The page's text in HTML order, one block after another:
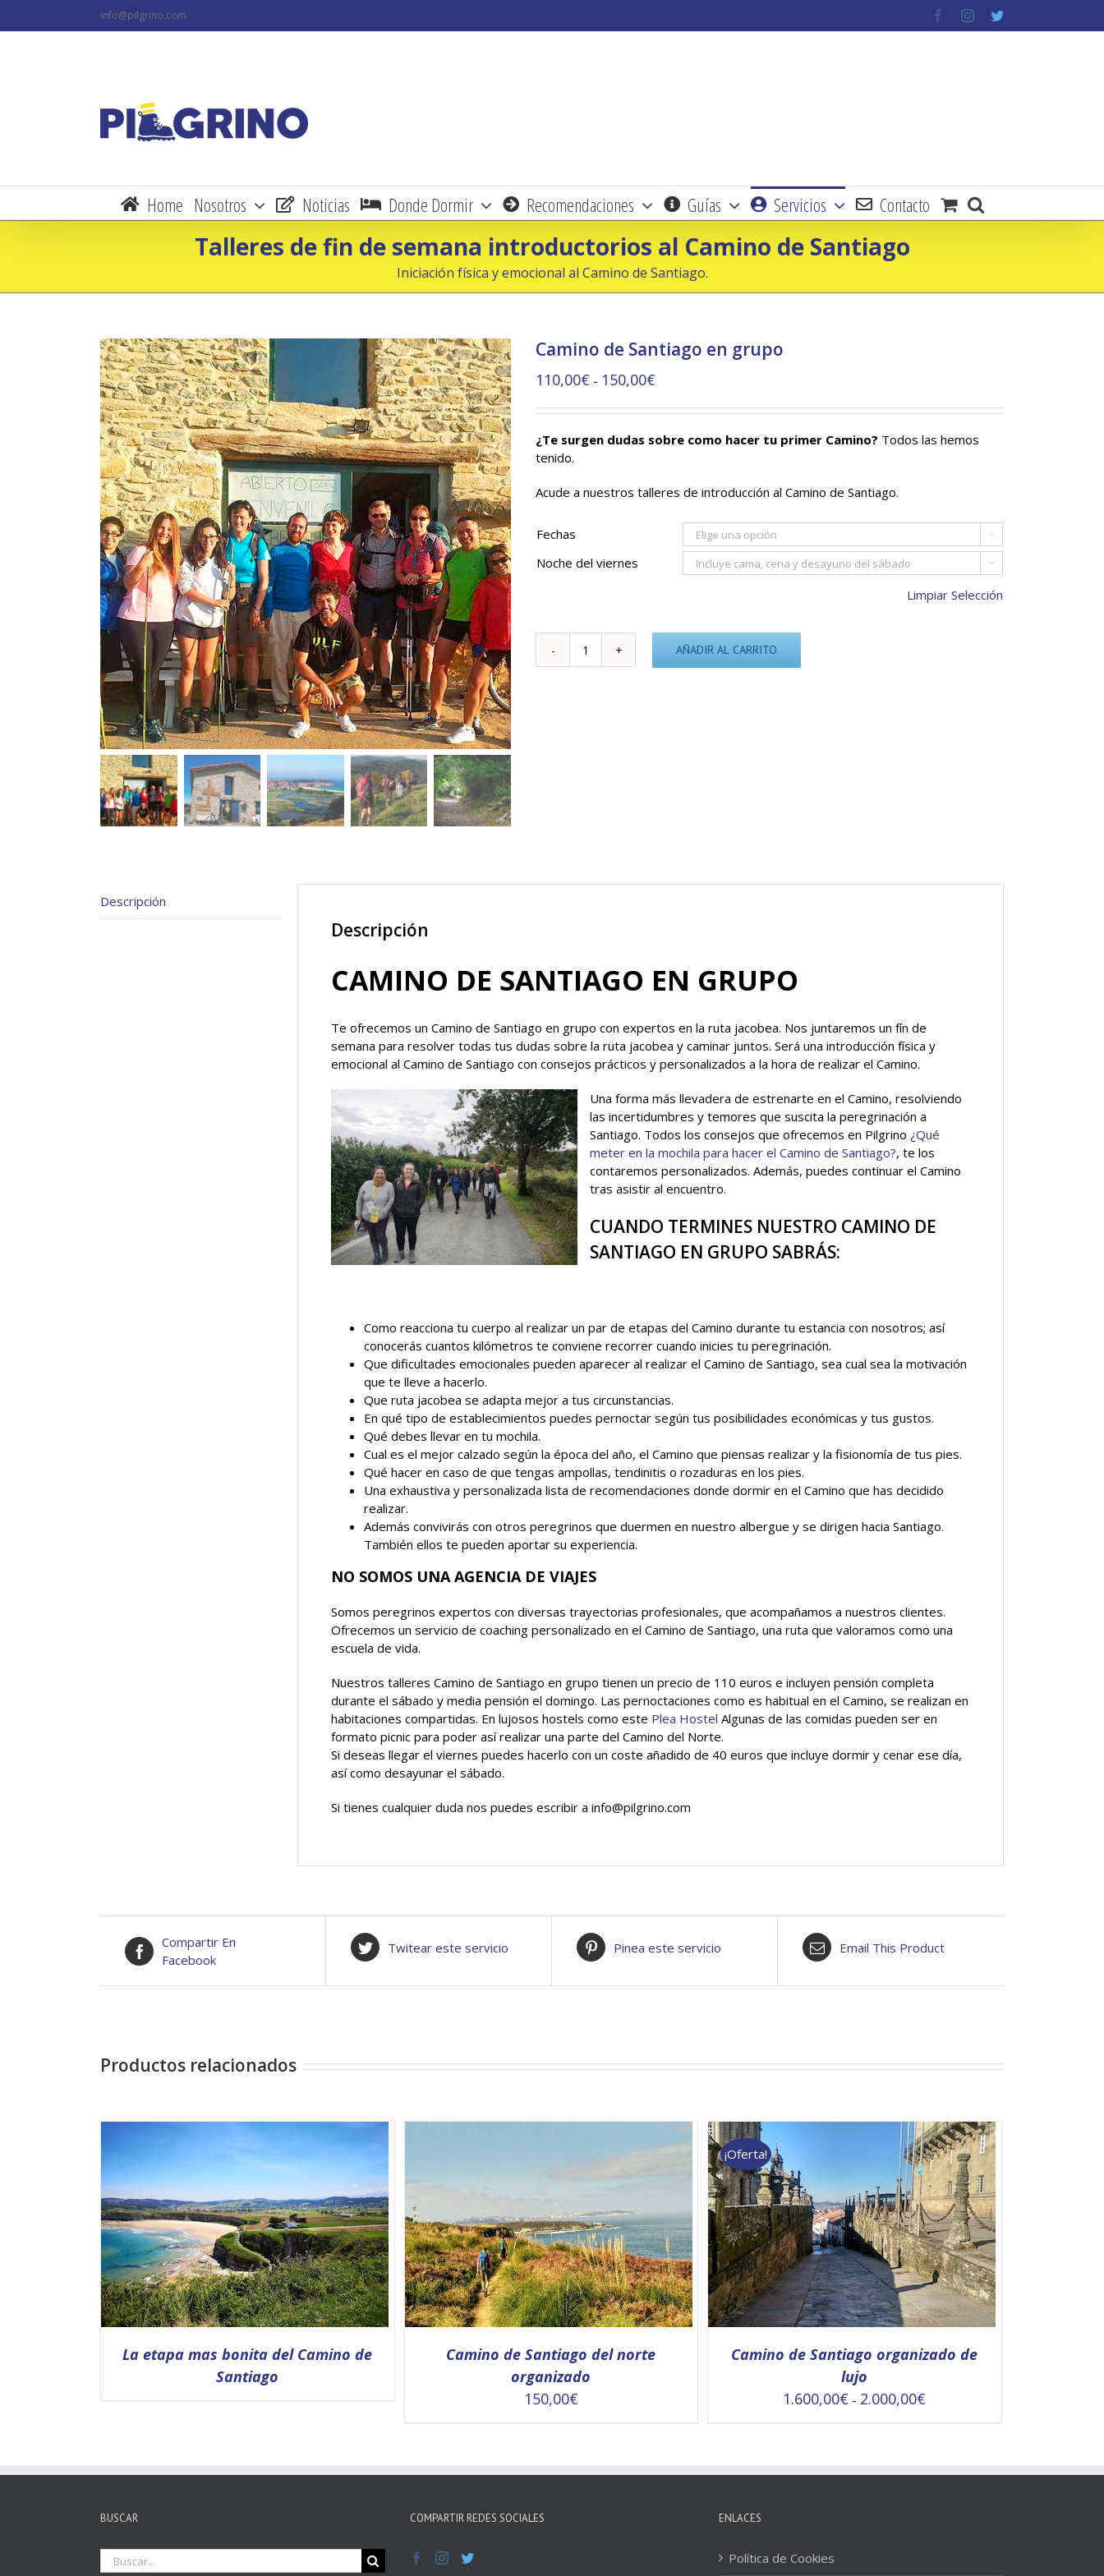
info@pilgrino.com facebookinstagramtwitter
Home Nosotros Noticias Donde Dormir Recomendaciones Guías Servicios Contacto
Talleres de fin de semana introductorios al Camino de Santiago
Iniciación física y emocional al Camino de Santiago.
Camino de Santiago en grupo
110,00€ - 150,00€
precios:
desde
110,00€
150,00€
¿Te surgen dudas sobre como hacer tu primer Camino? Todos las hemos
tenido.
Acude a nuestros talleres de introducción al Camino de Santiago.
Fechas 
Noche del viernes 
Limpiar Selección
Camino
AÑADIR AL CARRITO
Descripción
Descripción
CAMINO DE SANTIAGO EN GRUPO
Te ofrecemos un Camino de Santiago en grupo con expertos en la ruta jacobea. Nos juntaremos un fín de
semana para resolver todas tus dudas sobre la ruta jacobea y caminar juntos. Será una introducción física y
emocional al Camino de Santiago con consejos prácticos y personalizados a la hora de realizar el Camino.
Una forma más llevadera de estrenarte en el Camino, resolviendo
las incertidumbres y temores que suscita la peregrinación a
Santiago. Todos los consejos que ofrecemos en Pilgrino ¿Qué
meter en la mochila para hacer el Camino de Santiago?, te los
contaremos personalizados. Además, puedes continuar el Camino
tras asistir al encuentro.
CUANDO TERMINES NUESTRO CAMINO DE
SANTIAGO EN GRUPO SABRÁS:
Como reacciona tu cuerpo al realizar un par de etapas del Camino durante tu estancia con nosotros; así
conocerás cuantos kilómetros te conviene recorrer cuando inicies tu peregrinación.
Que dificultades emocionales pueden aparecer al realizar el Camino de Santiago, sea cual sea la motivación
que te lleve a hacerlo.
Que ruta jacobea se adapta mejor a tus circunstancias.
En qué tipo de establecimientos puedes pernoctar según tus posibilidades económicas y tus gustos.
Qué debes llevar en tu mochila.
Cual es el mejor calzado según la época del año, el Camino que piensas realizar y la fisionomía de tus pies.
Qué hacer en caso de que tengas ampollas, tendinitis o rozaduras en los pies.
Una exhaustiva y personalizada lista de recomendaciones donde dormir en el Camino que has decidido
realizar.
Además convivirás con otros peregrinos que duermen en nuestro albergue y se dirigen hacia Santiago.
También ellos te pueden aportar su experiencia.
NO SOMOS UNA AGENCIA DE VIAJES
Somos peregrinos expertos con diversas trayectorias profesionales, que acompañamos a nuestros clientes.
Ofrecemos un servicio de coaching personalizado en el Camino de Santiago, una ruta que valoramos como una
escuela de vida.
Nuestros talleres Camino de Santiago en grupo tienen un precio de 110 euros e incluyen pensión completa
durante el sábado y media pensión el domingo. Las pernoctaciones como es habitual en el Camino, se realizan en
habitaciones compartidas. En lujosos hostels como este Plea Hostel Algunas de las comidas pueden ser en
formato picnic para poder así realizar una parte del Camino del Norte.
Si deseas llegar el viernes puedes hacerlo con un coste añadido de 40 euros que incluye dormir y cenar ese día,
así como desayunar el sábado.
Si tienes cualquier duda nos puedes escribir a info@pilgrino.com
Compartir En
Facebook
Twitear este servicio Pinea este servicio Email This Product
Productos relacionados
La etapa mas bonita del Camino de
Santiago
Camino de Santiago del norte
organizado
150,00€
¡Oferta!
Camino de Santiago organizado de
lujo
1.600,00€ - 2.000,00€
BUSCAR
Buscar
COMPARTIR REDES SOCIALES ENLACES
Política de Cookies